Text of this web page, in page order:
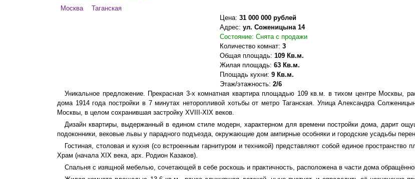
Вид во двор
Прихожая
Москва
Таганская
Цена: 31 000 000 рублей
Адрес: ул. Соженицына 14
Состояние: Снята с продажи
Количество комнат: 3
Общая площадь: 109 Кв.м.
Жилая площадь: 63 Кв.м.
Площадь кухни: 9 Кв.м.
Этаж/этажность: 2/6
Уникальное предложение. Прекрасная 3-х комнатная квартира площадью 109 кв.м. в тихом центре Москвы,
дома 1914 года постройки в 7 минутах неторопливой хотьбы от метро Таганская. Улица Александра
Москвы, в целом сохранившая застройку XVIII-XIX веков.
Дизайн квартиры, выдержанный в едином стиле модерн, характерном для времени постройки дома, дарит
подоконники, вековые львы у парадного подъезда, окружающие дом ампирные особняки и городские усадьбы
Гостиная, столовая и кухня (со встроенным гарнитуром и техникой) представляют собой единое
Храм (начала XIX века, арх. Родион Казаков).
Спальня с изящной мебелью, сочетающей в себе роскошь и практичность, расположена в части дома